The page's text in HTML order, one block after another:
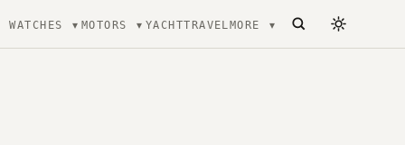
mode et Luxe
WATCHES MOTORS YACHTTRAVELMORE